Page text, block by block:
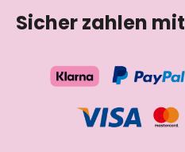
Sicher zahlen mit